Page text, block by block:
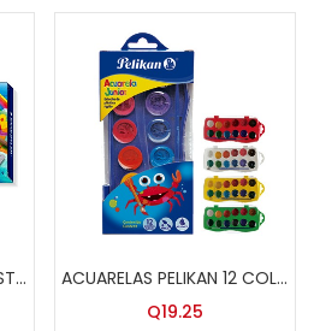
ACUARELAS NORIS CLUB STAEDTLER 12 COL. 888 NC12
ACUARELAS PELIKAN 12 COL.JUNIOR-1203
Q19.25